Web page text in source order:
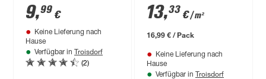
0,03 cm
9,99 €
Keine Lieferung nach
Hause
Verfügbar in Troisdorf
(2)
cm
13,33 €/ m²
16,99 € / Pack
Keine Lieferung nach
Hause
Verfügbar in Troisdorf